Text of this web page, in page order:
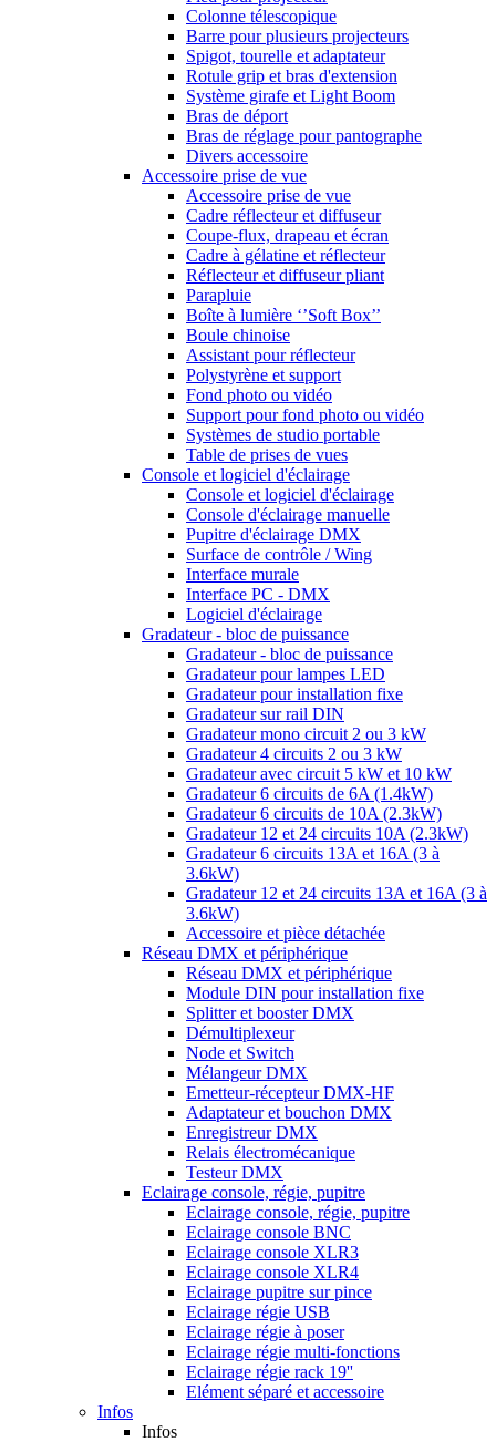
Colonne télescopique
Barre pour plusieurs projecteurs
Spigot, tourelle et adaptateur
Rotule grip et bras d'extension
Système girafe et Light Boom
Bras de déport
Bras de réglage pour pantographe
Divers accessoire
Accessoire prise de vue
Accessoire prise de vue
Cadre réflecteur et diffuseur
Coupe-flux, drapeau et écran
Cadre à gélatine et réflecteur
Réflecteur et diffuseur pliant
Parapluie
Boîte à lumière ‘’Soft Box’’
Boule chinoise
Assistant pour réflecteur
Polystyrène et support
Fond photo ou vidéo
Support pour fond photo ou vidéo
Systèmes de studio portable
Table de prises de vues
Console et logiciel d'éclairage
Console et logiciel d'éclairage
Console d'éclairage manuelle
Pupitre d'éclairage DMX
Surface de contrôle / Wing
Interface murale
Interface PC - DMX
Logiciel d'éclairage
Gradateur - bloc de puissance
Gradateur - bloc de puissance
Gradateur pour lampes LED
Gradateur pour installation fixe
Gradateur sur rail DIN
Gradateur mono circuit 2 ou 3 kW
Gradateur 4 circuits 2 ou 3 kW
Gradateur avec circuit 5 kW et 10 kW
Gradateur 6 circuits de 6A (1.4kW)
Gradateur 6 circuits de 10A (2.3kW)
Gradateur 12 et 24 circuits 10A (2.3kW)
Gradateur 6 circuits 13A et 16A (3 à
3.6kW)
Gradateur 12 et 24 circuits 13A et 16A (3 à
3.6kW)
Accessoire et pièce détachée
Réseau DMX et périphérique
Réseau DMX et périphérique
Module DIN pour installation fixe
Splitter et booster DMX
Démultiplexeur
Node et Switch
Mélangeur DMX
Emetteur-récepteur DMX-HF
Adaptateur et bouchon DMX
Enregistreur DMX
Relais électromécanique
Testeur DMX
Eclairage console, régie, pupitre
Eclairage console, régie, pupitre
Eclairage console BNC
Eclairage console XLR3
Eclairage console XLR4
Eclairage pupitre sur pince
Eclairage régie USB
Eclairage régie à poser
Eclairage régie multi-fonctions
Eclairage régie rack 19''
Elément séparé et accessoire
Infos
Infos